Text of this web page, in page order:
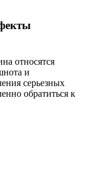
относятся
и
серьезных
обратиться к